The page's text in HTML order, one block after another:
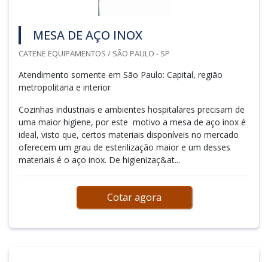
MESA DE AÇO INOX
CATENE EQUIPAMENTOS / SÃO PAULO - SP
Atendimento somente em São Paulo: Capital, região
metropolitana e interior
Cozinhas industriais e ambientes hospitalares precisam de
uma maior higiene, por este motivo a mesa de aço inox é
ideal, visto que, certos materiais disponíveis no mercado
oferecem um grau de esterilização maior e um desses
materiais é o aço inox. De higienizaç&at...
Cotar agora